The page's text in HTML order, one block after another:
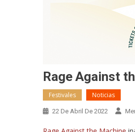
Rage Against
Festivales Noticias
22 De Abril De 2022